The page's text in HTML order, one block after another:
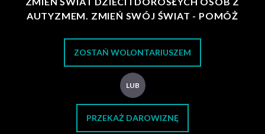
AUTYZMEM. ZMIEŃ SWÓJ ŚWIAT - POMÓŻ
ZOSTAŃ WOLONTARIUSZEM
LUB
PRZEKAŻ DAROWIZNĘ